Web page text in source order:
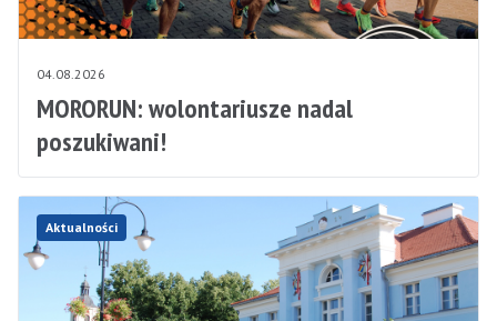
04.08.2026
MORORUN: wolontariusze nadal
poszukiwani!
Aktualności